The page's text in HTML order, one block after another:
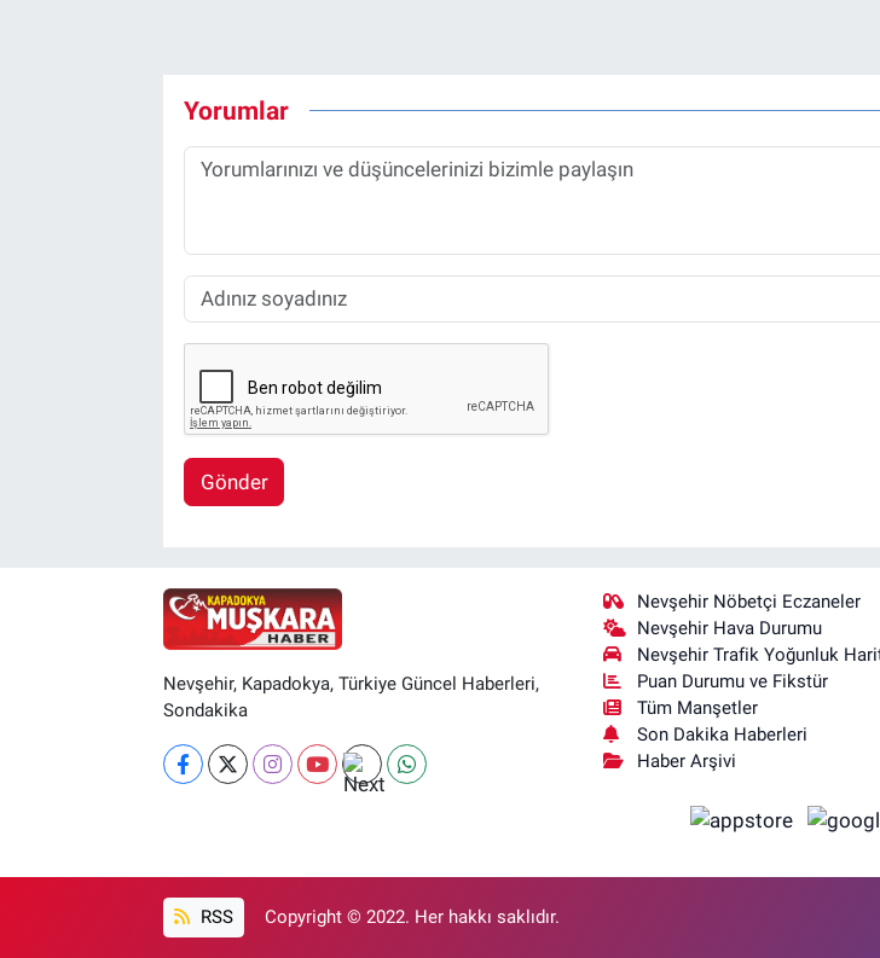
Yorumlar
Gönder
Nevşehir, Kapadokya, Türkiye Güncel Haberleri,
Sondakika
Nevşehir Nöbetçi Eczaneler
Nevşehir Hava Durumu
Nevşehir Trafik Yoğunluk
Puan Durumu ve Fikstür
Tüm Manşetler
Son Dakika Haberleri
Haber Arşivi
RSS Copyright © 2022. Her hakkı saklıdır.